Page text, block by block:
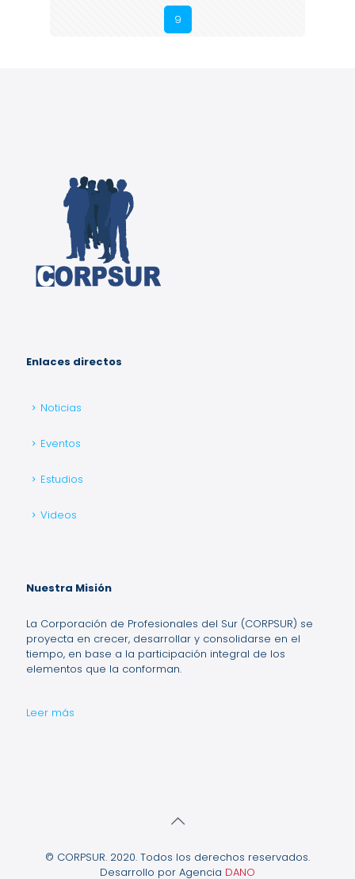
9
Enlaces directos
Noticias
Eventos
Estudios
Videos
Nuestra Misión
La Corporación de Profesionales del Sur (CORPSUR) se
proyecta en crecer, desarrollar y consolidarse en el
tiempo, en base a la participación integral de los
elementos que la conforman.
Leer más
© CORPSUR. 2020. Todos los derechos reservados.
Desarrollo por Agencia DANO